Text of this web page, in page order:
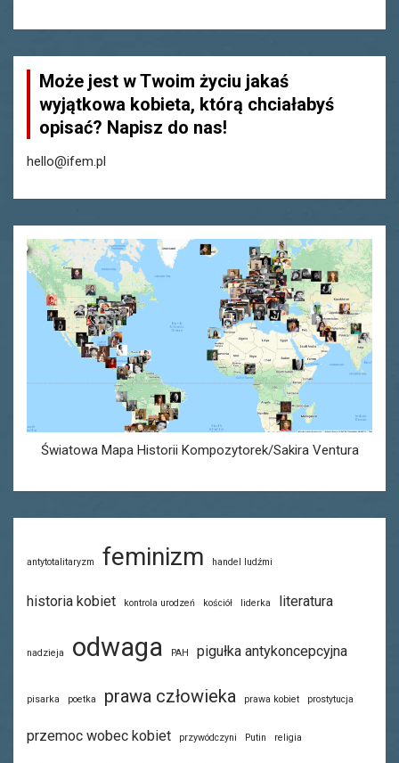
Może jest w Twoim życiu jakaś
wyjątkowa kobieta, którą chciałabyś
opisać? Napisz do nas!
hello@ifem.pl
Światowa Mapa Historii Kompozytorek/Sakira Ventura
antytotalitaryzm feminizm handel ludźmi
historia kobiet kontrola urodzeń kościół liderka literatura
nadzieja odwaga PAH pigułka antykoncepcyjna
pisarka poetka prawa człowieka prawa kobiet prostytucja
przemoc wobec kobiet przywódczyni Putin religia